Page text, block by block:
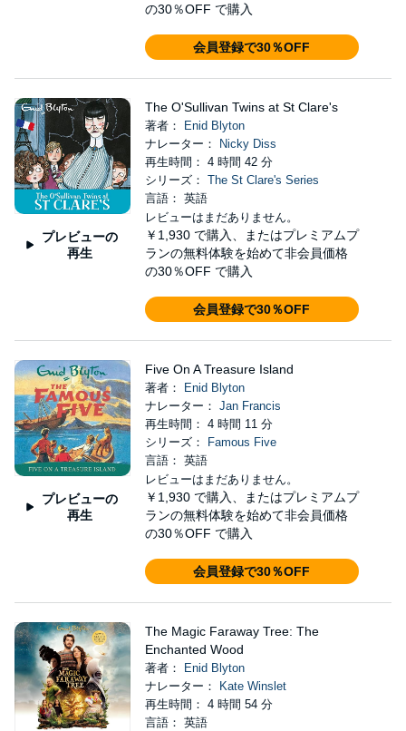
の30％OFF で購入
会員登録で30％OFF
プレビューの
再生
The O'Sullivan Twins at St Clare's
著者：
Enid Blyton
ナレーター：
Nicky Diss
再生時間： 4 時間 42 分
シリーズ： The St Clare's Series
言語： 英語
レビューはまだありません。
￥1,930 で購入、またはプレミアムプ
ランの無料体験を始めて非会員価格
の30％OFF で購入
会員登録で30％OFF
プレビューの
再生
Five On A Treasure Island
著者：
Enid Blyton
ナレーター： Jan Francis
再生時間： 4 時間 11 分
シリーズ：
Famous Five
言語： 英語
レビューはまだありません。
￥1,930 で購入、またはプレミアムプ
ランの無料体験を始めて非会員価格
の30％OFF で購入
会員登録で30％OFF
The Magic Faraway Tree: The
Enchanted Wood
著者：
Enid Blyton
ナレーター：
Kate Winslet
再生時間： 4 時間 54 分
言語： 英語